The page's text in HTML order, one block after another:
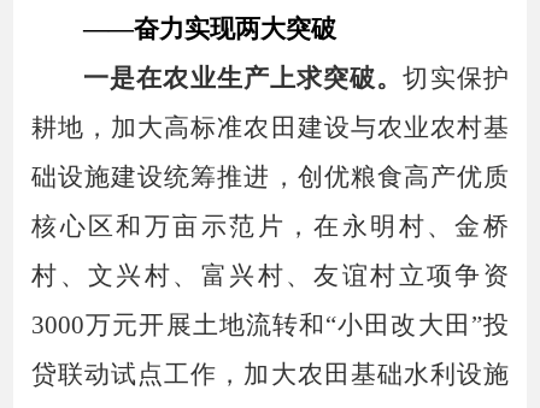
——奋力实现两大突破
一是在农业生产上求突破。切实保护
耕地， 加大高标准农田 建设与农业农村基
础设施建设统筹推进 ，创优粮食高产优质
核心区和万亩示范片 ，在 永明村、金桥
村、文兴村、富兴村、友谊村立项争资
3000万元开展土地流转和“小田改大田”投
贷联动试点工作， 加大农田基础水利设施